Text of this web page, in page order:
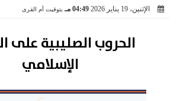
الإثنين، 19 يناير 2026
04:49 مـ بتوقيت أم القرى
الحروب الصليبية على
الإسلامي